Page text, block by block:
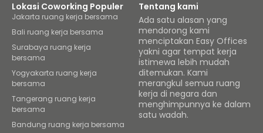
Lokasi Coworking Populer
Jakarta ruang kerja bersama
Bali ruang kerja bersama
Surabaya ruang kerja
bersama
Yogyakarta ruang kerja
bersama
Tangerang ruang kerja
bersama
Bandung ruang kerja bersama
Tentang kami
Ada satu alasan yang
mendorong kami
menciptakan Easy Offices
yakni agar tempat kerja
istimewa lebih mudah
ditemukan. Kami
merangkul semua ruang
kerja di negara dan
menghimpunnya ke dalam
satu wadah.